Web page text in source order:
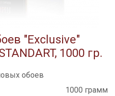
"Exclusive"
1000 гр.
обоев
1000 грамм